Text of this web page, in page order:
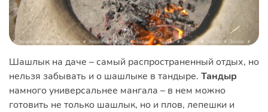
Шашлык на даче – самый распространенный отдых, но
нельзя забывать и о шашлыке в тандыре. Тандыр
намного универсальнее мангала – в нем можно
готовить не только шашлык, но и плов, лепешки и